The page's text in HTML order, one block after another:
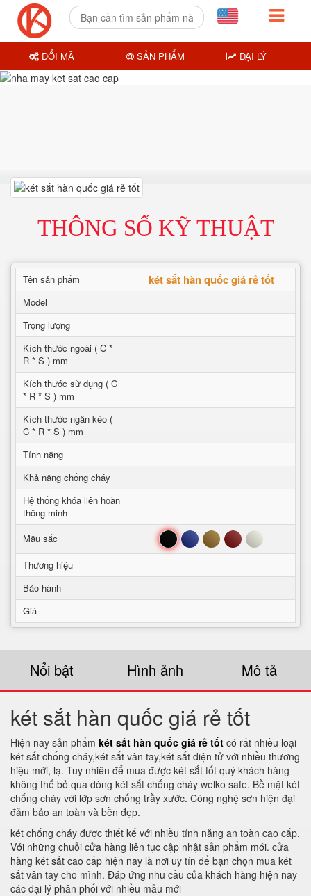
THÔNG SỐ KỸ THUẬT
Tên sản phẩm két sắt hàn quốc giá rẻ tốt
Model
Trọng lượng
Kích thước ngoài ( C *
R * S ) mm
Kích thước sử dụng ( C
* R * S ) mm
Kích thước ngăn kéo (
C * R * S ) mm
Tính năng
Khả năng chống cháy
Hệ thống khóa liên hoàn
thông minh
Mầu sắc
Đen Xanh Nâu Đỏ Trắng
Thương hiệu
Bảo hành
Giá
Nổi bật Hình ảnh Mô tả
két sắt hàn quốc giá rẻ tốt
Hiện nay sản phẩm két sắt hàn quốc giá rẻ tốt có rất nhiều loại
két sắt chống cháy,két sắt vân tay,két sắt điện tử với nhiều thương
hiệu mới, lạ. Tuy nhiên để mua được két sắt tốt quý khách hàng
không thể bỏ qua dòng két sắt chống cháy welko safe. Bề mặt két
chống cháy với lớp sơn chống trầy xước. Công nghệ sơn hiện đại
đảm bảo an toàn và bền đẹp.
két chống cháy được thiết kế với nhiều tính năng an toàn cao cấp.
Với những chuỗi cửa hàng liên tục cập nhật sản phẩm mới. cửa
hàng két sắt cao cấp hiện nay là nơi uy tín để bạn chọn mua két
sắt vân tay cho mình. Đáp ứng nhu cầu của khách hàng hiện nay
các đại lý phân phối với nhiều mẫu mới
ĐỔI MÃ SẢN PHẨM ĐẠI LÝ